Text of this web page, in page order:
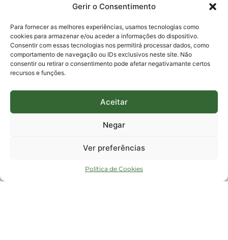
Gerir o Consentimento
Para fornecer as melhores experiências, usamos tecnologias como
cookies para armazenar e/ou aceder a informações do dispositivo.
Consentir com essas tecnologias nos permitirá processar dados, como
comportamento de navegação ou IDs exclusivos neste site. Não
consentir ou retirar o consentimento pode afetar negativamante certos
recursos e funções.
Aceitar
Negar
Ver preferências
Política de Cookies
Para assuntos relacionados à Pesquisa
pesquisa@fapesc.sc.gov.br
Para assuntos relacionados à Inovação
inovacao@fapesc.sc.gov.br
Para assuntos relacionados à Bolsas
bolsas@fapesc.sc.gov.br
Para assuntos relacionados à Prestação de Contas
Para assuntos relacionados à Plataforma
plataforma@fapesc.sc.gov.br
Jair Artur da Silva dpo@fapesc.sc.gov.br 3665-4831
km 01, Módulo 12A, Edifício Fapesc / Celta, 5° andar